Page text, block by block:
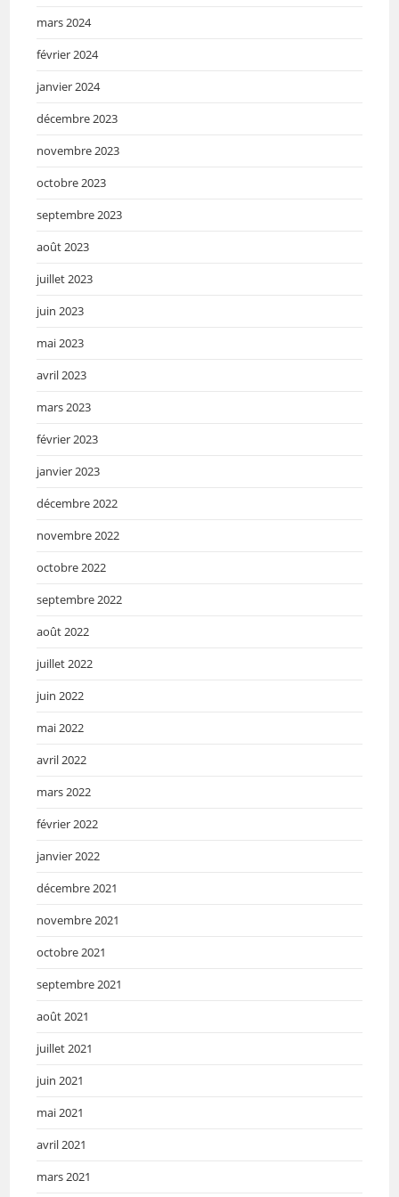
mars 2024
février 2024
janvier 2024
décembre 2023
novembre 2023
octobre 2023
septembre 2023
août 2023
juillet 2023
juin 2023
mai 2023
avril 2023
mars 2023
février 2023
janvier 2023
décembre 2022
novembre 2022
octobre 2022
septembre 2022
août 2022
juillet 2022
juin 2022
mai 2022
avril 2022
mars 2022
février 2022
janvier 2022
décembre 2021
novembre 2021
octobre 2021
septembre 2021
août 2021
juillet 2021
juin 2021
mai 2021
avril 2021
mars 2021